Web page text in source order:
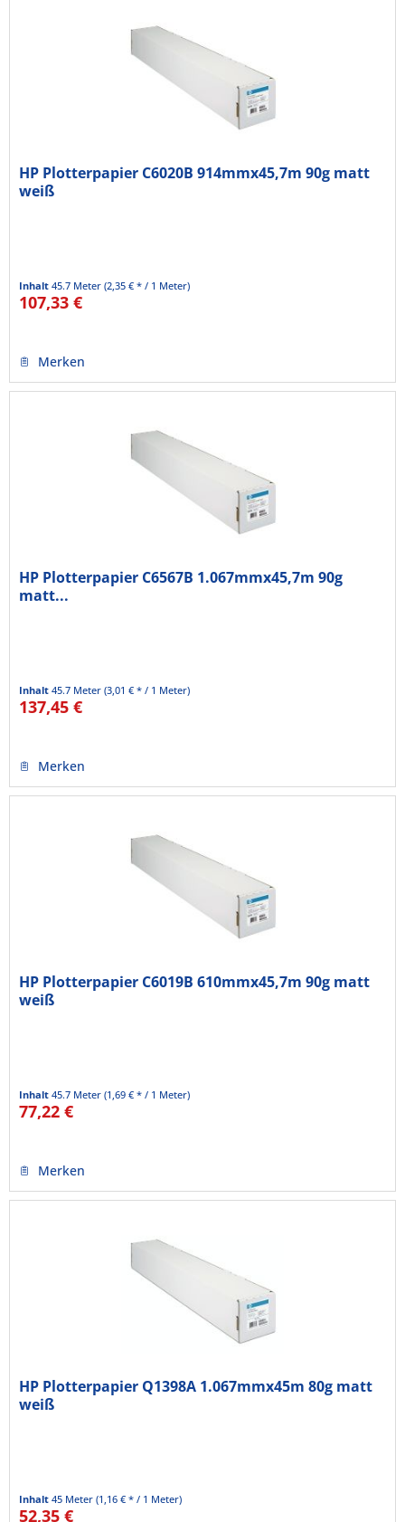
HP Plotterpapier C6020B 914mmx45,7m 90g matt
weiß
Inhalt45.7 Meter(2,35 € * / 1 Meter)
107,33 €
Merken
HP Plotterpapier C6567B 1.067mmx45,7m 90g
matt...
Inhalt45.7 Meter(3,01 € * / 1 Meter)
137,45 €
Merken
HP Plotterpapier C6019B 610mmx45,7m 90g matt
weiß
Inhalt45.7 Meter(1,69 € * / 1 Meter)
77,22 €
Merken
HP Plotterpapier Q1398A 1.067mmx45m 80g matt
weiß
Inhalt45 Meter(1,16 € * / 1 Meter)
52,35 €